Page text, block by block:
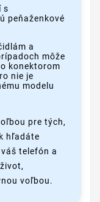
s
peňaženkové
a
môže
konektorom
nie je
modelu
pre tých,
hľadáte
telefón a
voľbou.